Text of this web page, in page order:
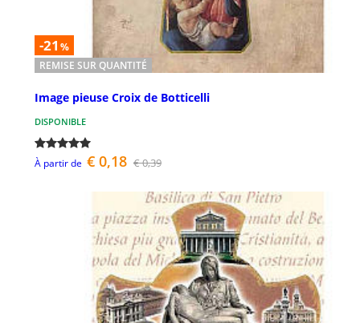
-21 %
REMISE SUR QUANTITÉ
Image pieuse Croix de Botticelli
DISPONIBLE
À partir de € 0,18 € 0,39